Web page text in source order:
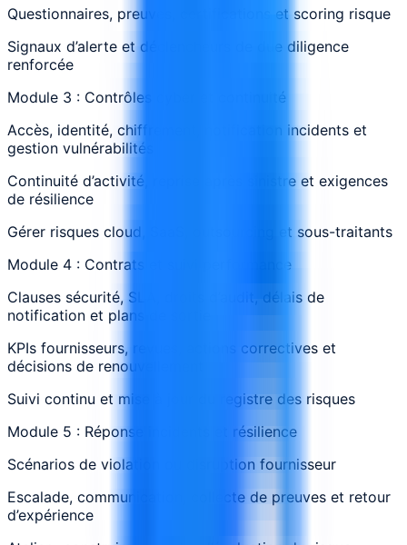
Questionnaires, preuves, certifications et scoring risque
Signaux d’alerte et déclencheurs de due diligence
renforcée
Module 3 : Contrôles cyber et continuité
Accès, identité, chiffrement, notification incidents et
gestion vulnérabilités
Continuité d’activité, reprise après sinistre et exigences
de résilience
Gérer risques cloud, SaaS, outsourcing et sous-traitants
Module 4 : Contrats et suivi performance
Clauses sécurité, SLA, droits d’audit, délais de
notification et plans de sortie
KPIs fournisseurs, revues, actions correctives et
décisions de renouvellement
Suivi continu et mise à jour du registre des risques
Module 5 : Réponse incidents et résilience
Scénarios de violation ou disruption fournisseur
Escalade, communication, collecte de preuves et retour
d’expérience